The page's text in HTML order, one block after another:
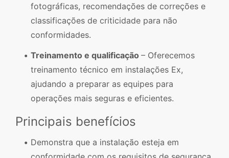
fotográficas, recomendações de correções e
classificações de criticidade para não
conformidades.
Treinamento e qualificação – Oferecemos
treinamento técnico em instalações Ex,
ajudando a preparar as equipes para
operações mais seguras e eficientes.
Principais benefícios
Demonstra que a instalação esteja em